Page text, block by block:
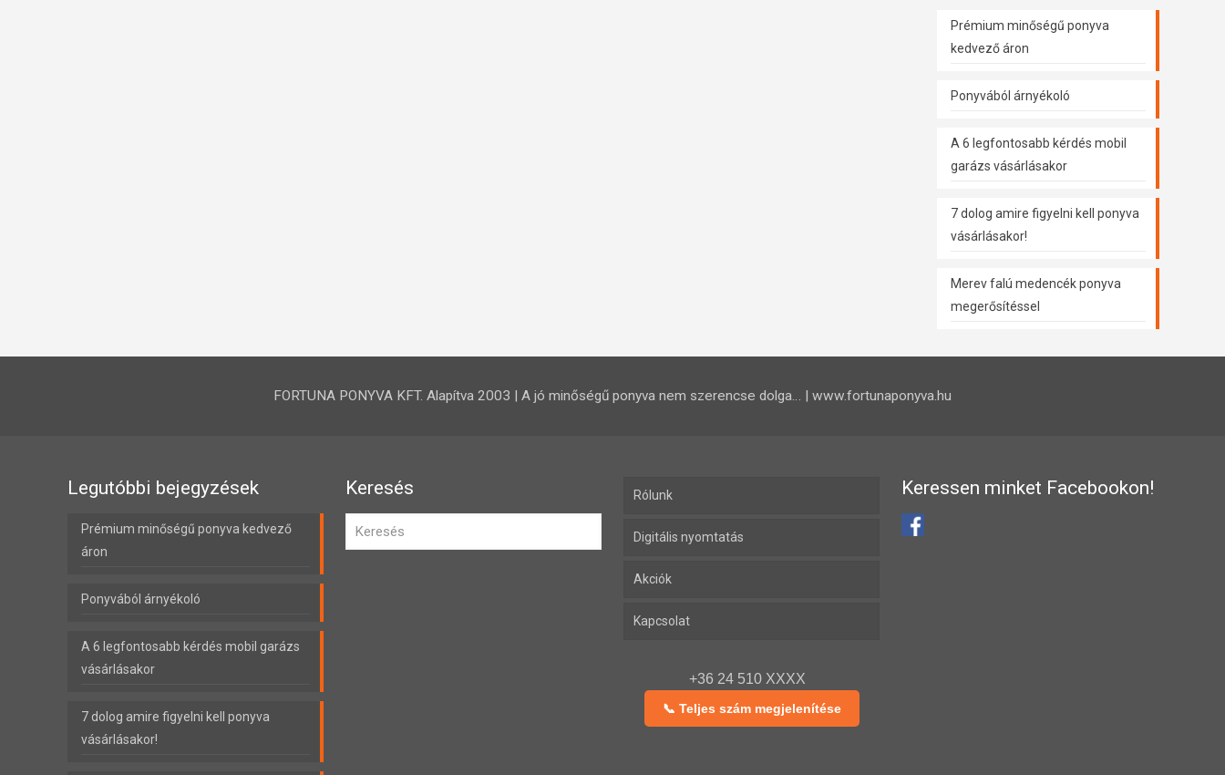
Prémium minőségű ponyva
kedvező áron
Ponyvából árnyékoló
A 6 legfontosabb kérdés mobil
garázs vásárlásakor
7 dolog amire figyelni kell ponyva
vásárlásakor!
Merev falú medencék ponyva
megerősítéssel
FORTUNA PONYVA KFT. Alapítva 2003 | A jó minőségű ponyva nem szerencse dolga… | www.fortunaponyva.hu
Legutóbbi bejegyzések
Prémium minőségű ponyva kedvező
áron
Ponyvából árnyékoló
A 6 legfontosabb kérdés mobil garázs
vásárlásakor
7 dolog amire figyelni kell ponyva
vásárlásakor!
Keresés Rólunk
Digitális nyomtatás
Akciók
Kapcsolat
+36 24 510 XXXX
📞 Teljes szám megjelenítése
Keressen minket Facebookon!